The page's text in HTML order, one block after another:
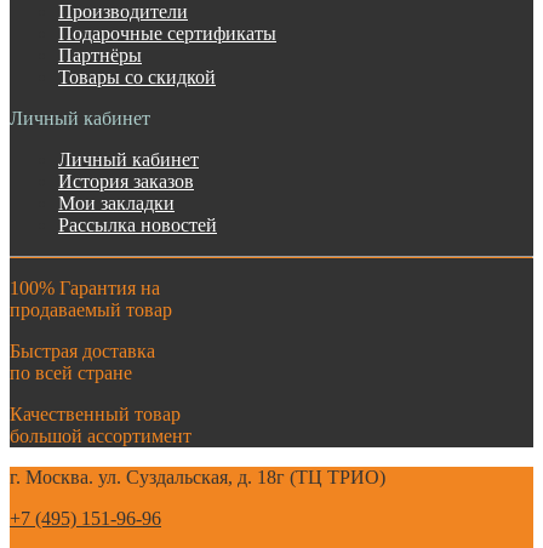
Производители
Подарочные сертификаты
Партнёры
Товары со скидкой
Личный кабинет
Личный кабинет
История заказов
Мои закладки
Рассылка новостей
100% Гарантия на
продаваемый товар
Быстрая доставка
по всей стране
Качественный товар
большой ассортимент
г. Москва. ул. Суздальская, д. 18г (ТЦ ТРИО)
+7 (495) 151-96-96